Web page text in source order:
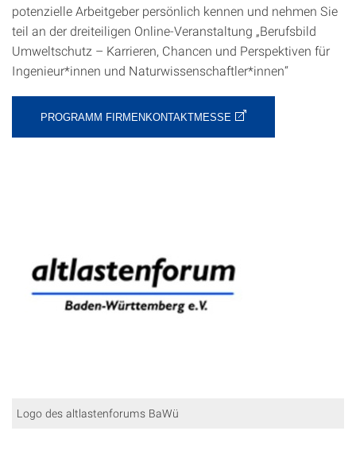
potenzielle Arbeitgeber persönlich kennen und nehmen Sie
teil an der dreiteiligen Online-Veranstaltung „Berufsbild
Umweltschutz – Karrieren, Chancen und Perspektiven für
Ingenieur*innen und Naturwissenschaftler*innen“
PROGRAMM FIRMENKONTAKTMESSE
Logo des altlastenforums BaWü